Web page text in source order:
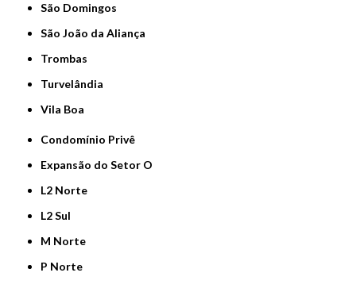
São Domingos
São João da Aliança
Trombas
Turvelândia
Vila Boa
Condomínio Privê
Expansão do Setor O
L2 Norte
L2 Sul
M Norte
P Norte